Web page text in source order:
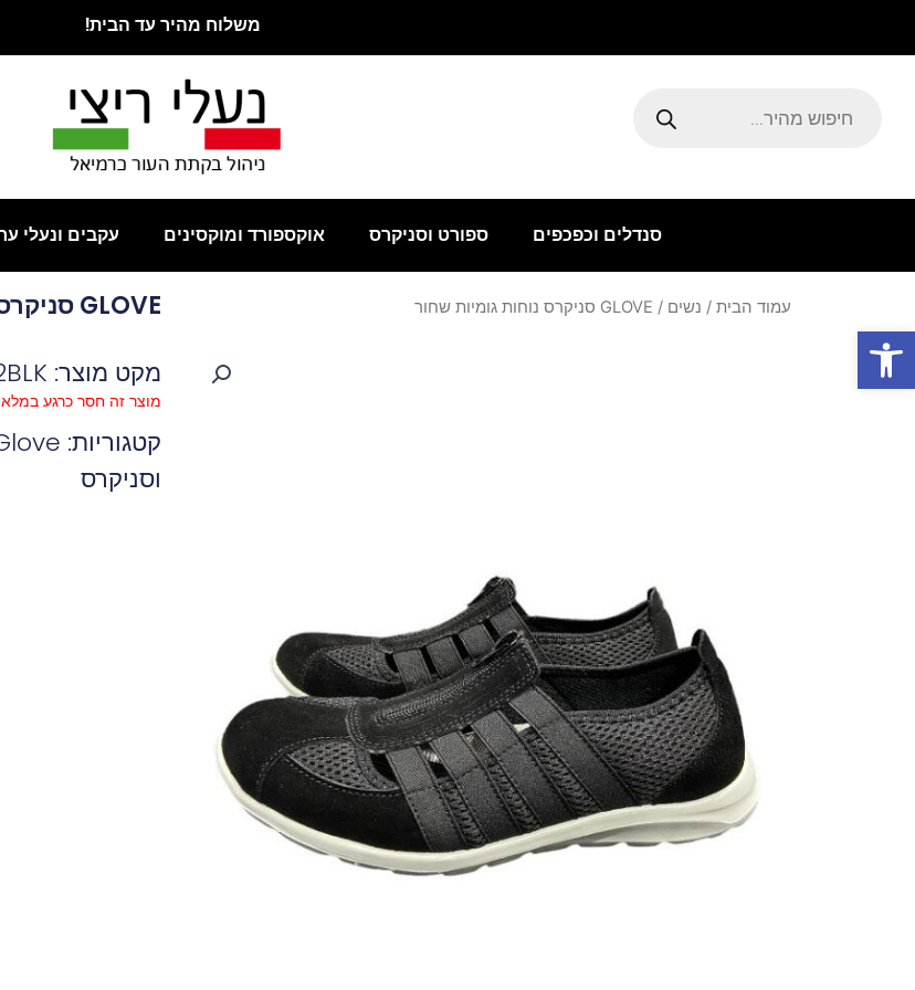
פתח סרגל נגישות
משלוח מהיר עד הבית!
סנדלים וכפכפים ספורט וסניקרס אוקספורד ומוקסינים עקבים ונעלי
עמוד הבית / נשים / GLOVE סניקרס נוחות גומיות שחור
GLOVE סניקרס נוחות גומיות שחור
מקט מוצר: GLOVE02BLK
מוצר זה חסר כרגע במלאי
קטגוריות:
וסניקרס